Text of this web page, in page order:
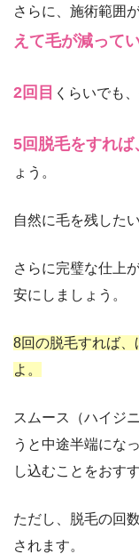
さらに、施術範囲
えて毛が減って
2回目 くらいでも
5回脱毛をすれば
ょう。
自然に毛を残した
さらに完璧な仕上
安にしましょう。
8回の脱毛すれば
よ。
スムース（ハイジ
うと中途半端にな
し込むことをおす
ただし、脱毛の回
されます。